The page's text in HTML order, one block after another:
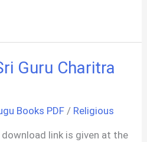
Guru Charitra
Books PDF / Religious
download link is given at the